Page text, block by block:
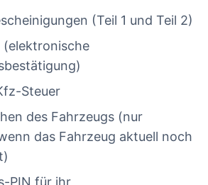
(Teil 1 und Teil 2)
(elektronische
Steuer
des Fahrzeugs (nur
das Fahrzeug aktuell noch
PIN für ihr